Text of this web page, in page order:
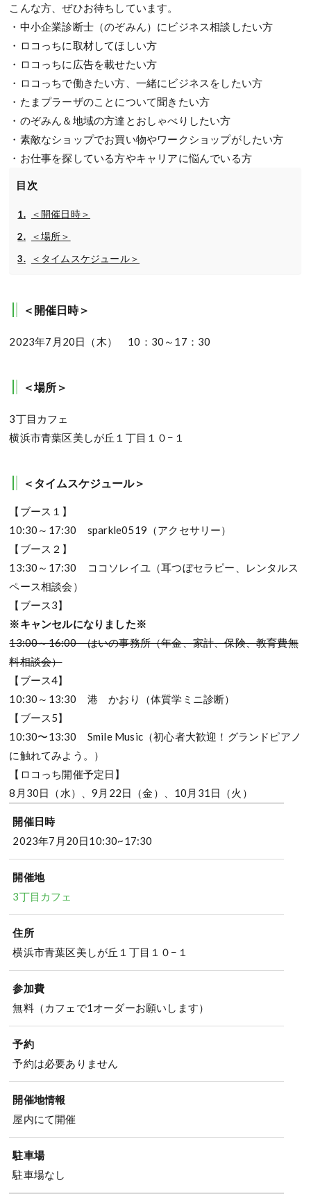
こんな方、ぜひお待ちしています。
・中小企業診断士（のぞみん）にビジネス相談したい方
・ロコっちに取材してほしい方
・ロコっちに広告を載せたい方
・ロコっちで働きたい方、一緒にビジネスをしたい方
・たまプラーザのことについて聞きたい方
・のぞみん＆地域の方達とおしゃべりしたい方
・素敵なショップでお買い物やワークショップがしたい方
・お仕事を探している方やキャリアに悩んでいる方
目次
＜開催日時＞
＜場所＞
＜タイムスケジュール＞
＜開催日時＞
2023年7月20日（木） 10：30～17：30
＜場所＞
3丁目カフェ
横浜市青葉区美しが丘１丁目１０−１
＜タイムスケジュール＞
【ブース１】
10:30～17:30 sparkle0519（アクセサリー）
【ブース２】
13:30～17:30 ココソレイユ（耳つぼセラピー、レンタルス
ペース相談会）
【ブース3】
※キャンセルになりました※
13:00～16:00 はいの事務所（年金、家計、保険、教育費無
料相談会）
【ブース4】
10:30～13:30 港 かおり（体質学ミニ診断）
【ブース5】
10:30〜13:30 Smile Music（初心者大歓迎！グランドピアノ
に触れてみよう。）
【ロコっち開催予定日】
8月30日（水）、9月22日（金）、10月31日（火）
開催日時
2023年7月20日10:30~17:30
開催地
3丁目カフェ
住所
横浜市青葉区美しが丘１丁目１０−１
参加費
無料（カフェで1オーダーお願いします）
予約
予約は必要ありません
開催地情報
屋内にて開催
駐車場
駐車場なし